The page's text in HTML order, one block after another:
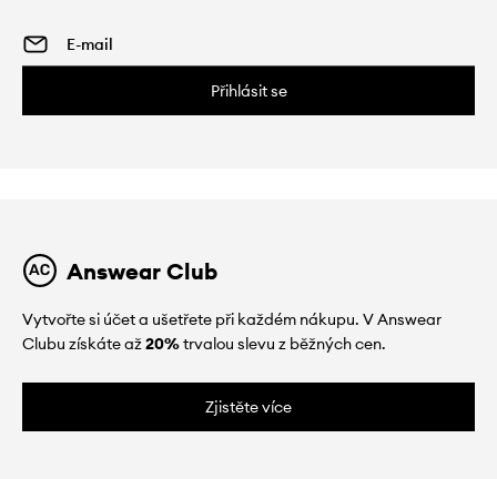
Přihlásit se
Answear Club
Vytvořte si účet a ušetřete při každém nákupu. V Answear
Clubu získáte až20%trvalou slevu z běžných cen.
Zjistěte více